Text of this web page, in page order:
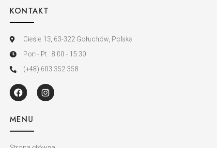
KONTAKT
Cieśle 13, 63-322 Gołuchów, Polska
Pon - Pt : 8:00 - 15:30
(+48) 603 352 358
MENU